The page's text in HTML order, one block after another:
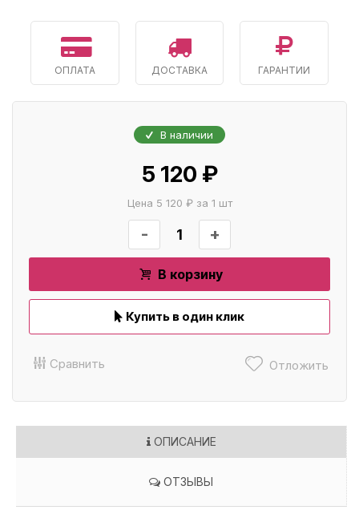
ОПЛАТА ДОСТАВКА ГАРАНТИИ
В наличии
5 120 ₽
Цена 5 120 ₽ за 1 шт
- +
В корзину
Купить в один клик
Сравнить Отложить
ОПИСАНИЕ
ОТЗЫВЫ